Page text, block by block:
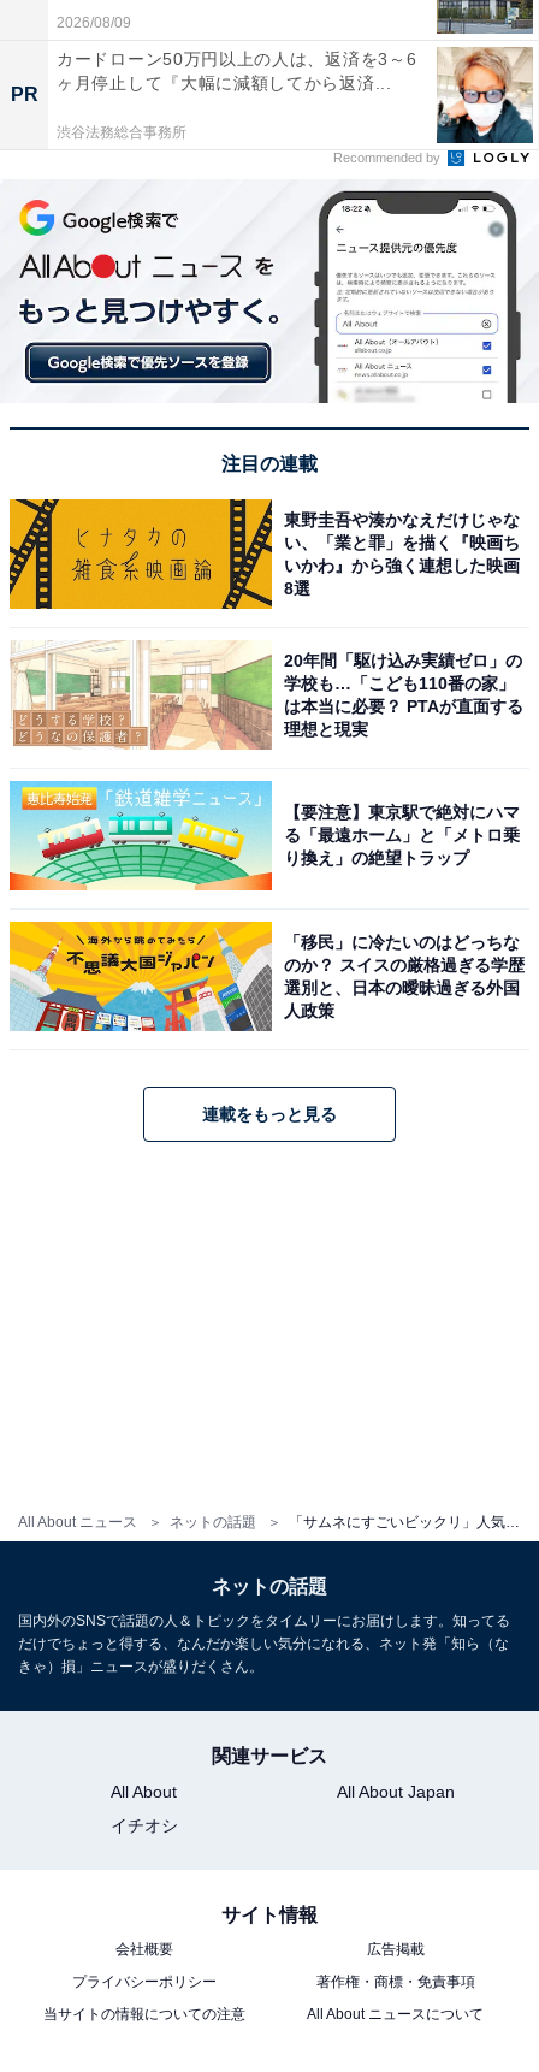
All About ニュース ネットの話題 「サムネにすごいビックリ」人気YouTuber、30kg台目前の激痩せ姿に心配の声。「思ってたより痩せてる」
2026/08/09
PR
カードローン50万円以上の人は、返済を3～6
ヶ月停止して『大幅に減額してから返済...
渋谷法務総合事務所
Recommended by
注目の連載
東野圭吾や湊かなえだけじゃな
い、「業と罪」を描く『映画ち
いかわ』から強く連想した映画
8選
20年間「駆け込み実績ゼロ」の
学校も…「こども110番の家」
は本当に必要？ PTAが直面する
理想と現実
【要注意】東京駅で絶対にハマ
る「最遠ホーム」と「メトロ乗
り換え」の絶望トラップ
「移民」に冷たいのはどっちな
のか？ スイスの厳格過ぎる学歴
選別と、日本の曖昧過ぎる外国
人政策
連載をもっと見る
ネットの話題
国内外のSNSで話題の人＆トピックをタイムリーにお届けします。知ってる
だけでちょっと得する、なんだか楽しい気分になれる、ネット発「知ら（な
きゃ）損」ニュースが盛りだくさん。
関連サービス
All About
All About Japan
イチオシ
サイト情報
会社概要
広告掲載
プライバシーポリシー
著作権・商標・免責事項
当サイトの情報についての注意
All About ニュースについて